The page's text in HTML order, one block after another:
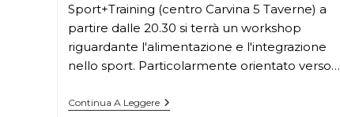
Sport+Training (centro Carvina 5 Taverne) a
partire dalle 20.30 si terrà un workshop
riguardante l'alimentazione e l'integrazione
nello sport. Particolarmente orientato verso…
Continua A Leggere